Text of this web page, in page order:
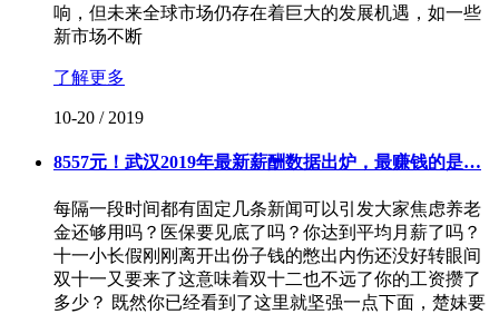
响，但未来全球市场仍存在着巨大的发展机遇，如一些
新市场不断
了解更多
10-20 / 2019
8557元！武汉2019年最新薪酬数据出炉，最赚钱的是…
每隔一段时间都有固定几条新闻可以引发大家焦虑养老
金还够用吗？医保要见底了吗？你达到平均月薪了吗？
十一小长假刚刚离开出份子钱的憋出内伤还没好转眼间
双十一又要来了这意味着双十二也不远了你的工资攒了
多少？ 既然你已经看到了这里就坚强一点下面，楚妹要